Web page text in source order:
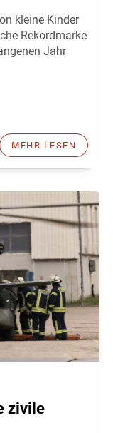
kleine Kinder
Rekordmarke
Jahr
MEHR LESEN
zivile